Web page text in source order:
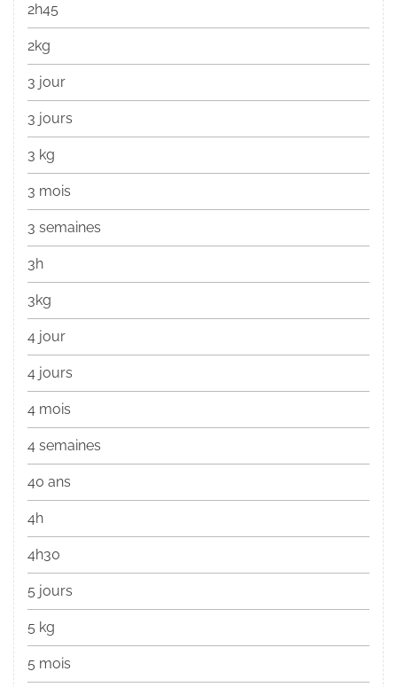
2h45
2kg
3 jour
3 jours
3 kg
3 mois
3 semaines
3h
3kg
4 jour
4 jours
4 mois
4 semaines
40 ans
4h
4h30
5 jours
5 kg
5 mois